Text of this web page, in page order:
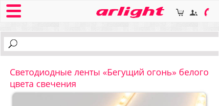
Светодиодные ленты «Бегущий огонь» белого
цвета свечения